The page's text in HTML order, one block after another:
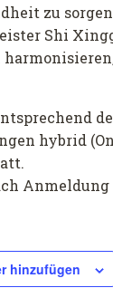
zu
Shi
hybrid
Anmeldung
hinzufügen